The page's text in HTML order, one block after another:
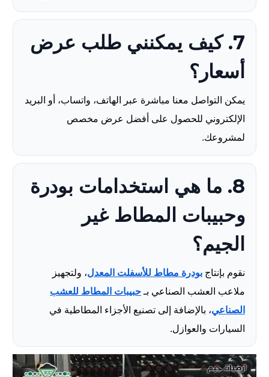
7. كيف يمكنني طلب عرض
أسعار؟
يمكن التواصل معنا مباشرة عبر الهاتف، واتساب، أو البريد
الإلكتروني للحصول على أفضل عرض مخصص
لمشروعك.
8. ما هي استخدامات بودرة
وحبيبات المطاط غير
الجيم؟
نقوم بإنتاج بودرة مطاط للأسفلت المعدل، ولتجهيز
ملاعب العشب الصناعي بـ حبيبات المطاط للعشب
الصناعي، بالإضافة إلى تصنيع الأجزاء المطاطية في
السيارات والعوازل.